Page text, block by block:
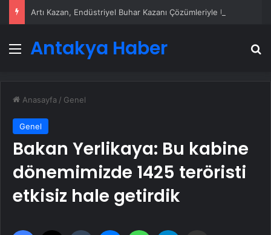
Menü
Antakya Haber
Anasayfa / Genel
Genel
Bakan Yerlikaya: Bu kabine
dönemimizde 1425 teröristi
etkisiz hale getirdik
Facebook Tumblr MessengerWhatsApp